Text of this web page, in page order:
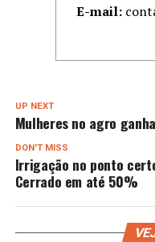
E-mail:
UP NEXT
Mulheres no agro
DON'T MISS
Irrigação no ponto
Cerrado em até 50%